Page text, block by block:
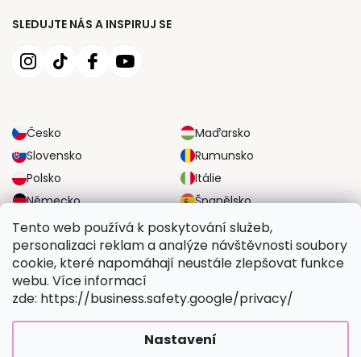
Tento web používá k poskytování služeb,
personalizaci reklam a analýze návštěvnosti soubory
cookie, které napomáhají neustále zlepšovat funkce
webu. Více informací
zde: https://business.safety.google/privacy/
Nastavení
SLEDUJTE NÁS A INSPIRUJ SE
Česko
Maďarsko
Slovensko
Rumunsko
Polsko
Itálie
Německo
Španělsko
Velká Británie
Rakousko
SPOLEHLIVÉ MOŽNOSTI DOPRAVY
BEZPEČNÉ MOŽNOSTI PLATBY